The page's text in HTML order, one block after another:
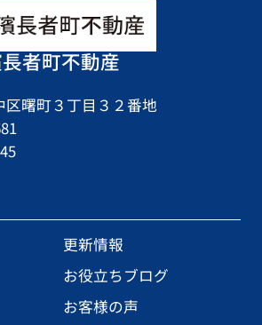
者町不動産
曙町３丁目３２番地
更新情報
お役立ちブログ
お客様の声